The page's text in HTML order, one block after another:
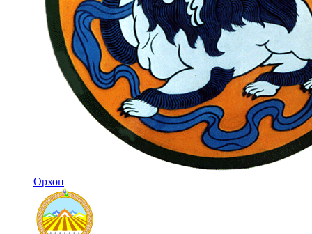
Орхон